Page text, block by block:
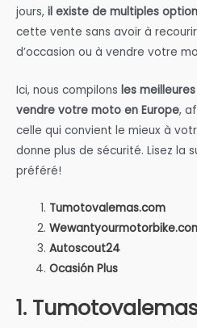
jours, il existe de multiples
cette vente sans avoir à
d’occasion ou à vendre votre
Ici, nous compilons les
vendre votre moto en Europe,
celle qui convient le mieux à
donne plus de sécurité. Lisez la
préféré!
Tumotovalemas.com
Autoscout24
Ocasión Plus
1.